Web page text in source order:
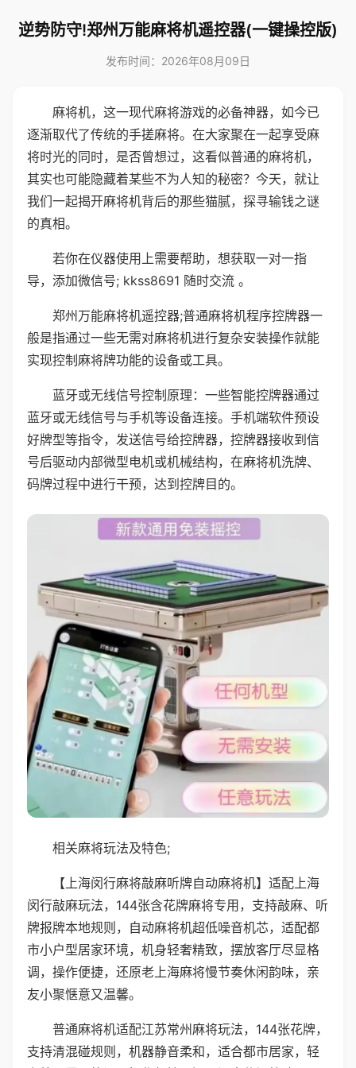
逆势防守!郑州万能麻将机遥控器(一键操控版)
发布时间：2026年08月09日
麻将机，这一现代麻将游戏的必备神器，如今已
逐渐取代了传统的手搓麻将。在大家聚在一起享受麻
将时光的同时，是否曾想过，这看似普通的麻将机，
其实也可能隐藏着某些不为人知的秘密？今天，就让
我们一起揭开麻将机背后的那些猫腻，探寻输钱之谜
的真相。
若你在仪器使用上需要帮助，想获取一对一指
导，添加微信号; kkss8691 随时交流 。
郑州万能麻将机遥控器;普通麻将机程序控牌器一
般是指通过一些无需对麻将机进行复杂安装操作就能
实现控制麻将牌功能的设备或工具。
蓝牙或无线信号控制原理：一些智能控牌器通过
蓝牙或无线信号与手机等设备连接。手机端软件预设
好牌型等指令，发送信号给控牌器，控牌器接收到信
号后驱动内部微型电机或机械结构，在麻将机洗牌、
码牌过程中进行干预，达到控牌目的。
相关麻将玩法及特色;
【上海闵行麻将敲麻听牌自动麻将机】适配上海
闵行敲麻玩法，144张含花牌麻将专用，支持敲麻、听
牌报牌本地规则，自动麻将机超低噪音机芯，适配都
市小户型居家环境，机身轻奢精致，摆放客厅尽显格
调，操作便捷，还原老上海麻将慢节奏休闲韵味，亲
友小聚惬意又温馨。
普通麻将机适配江苏常州麻将玩法，144张花牌，
支持清混碰规则，机器静音柔和，适合都市居家，轻